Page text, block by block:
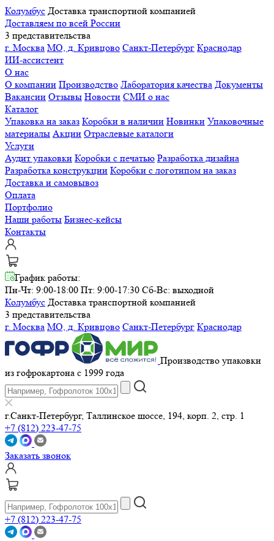
Колумбус Доставка транспортной компанией
Доставляем по всей России
3 представительства
г. Москва МО, д. Кривцово Санкт-Петербург Краснодар
ИИ-ассистент
О нас
О компании Производство Лаборатория качества Документы
Вакансии Отзывы Новости СМИ о нас
Каталог
Упаковка на заказ Коробки в наличии Новинки Упаковочные
материалы Акции Отраслевые каталоги
Услуги
Аудит упаковки Коробки с печатью Разработка дизайна
Разработка конструкции Коробки с логотипом на заказ
Доставка и самовывоз
Оплата
Портфолио
Наши работы Бизнес-кейсы
Контакты
График работы:
Пн-Чт: 9:00-18:00 Пт: 9:00-17:30 Сб-Вс: выходной
Колумбус Доставка транспортной компанией
3 представительства
г. Москва МО, д. Кривцово Санкт-Петербург Краснодар
Производство упаковки
из гофрокартона с 1999 года
г.Санкт-Петербург, Таллинское шоссе, 194, корп. 2, стр. 1
+7 (812) 223-47-75
Заказать звонок
+7 (812) 223-47-75